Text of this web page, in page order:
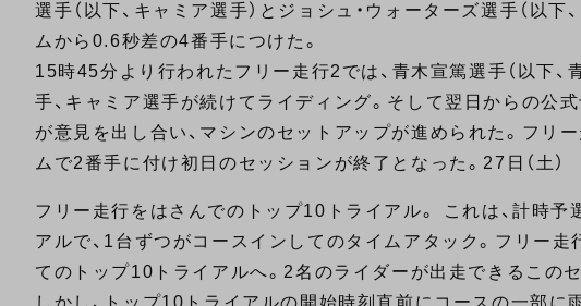
選手（以下、キャミア選手）とジョシュ・ウォーターズ選手（以
ムから0.6秒差の4番手につけた。
15時45分より行われたフリー走行2では、青木宣篤選手（以下
手、キャミア選手が続けてライディング。そして翌日からの公
が意見を出し合い、マシンのセットアップが進められた。フ
ムで2番手に付け初日のセッションが終了となった。27日（土）
フリー走行をはさんでのトップ10トライアル。 これは、計時
アルで、1台ずつがコースインしてのタイムアタック。フリー
てのトップ10トライアルへ。2名のライダーが出走できるこの
しかし、トップ10トライアルの開始時刻直前にコースの一部に